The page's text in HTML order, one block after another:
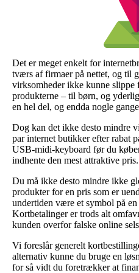
Det er meget enkelt for
tværs af firmaer på nettet, og til
virksomheder ikke kunne slippe
produkterne – til børn, og
en hel del, og endda nogle
Dog kan det ikke desto mindre
par internet butikker efter rabat
USB-midi-keyboard før du
indhente den mest attraktive pris.
Du må ikke desto mindre ikke
produkter for en pris som er
undertiden være et symbol på
Kortbetalinger er trods alt
kunden overfor falske online
Vi foreslår generelt
alternativ kunne du bruge en
for så vidt du foretrækker at